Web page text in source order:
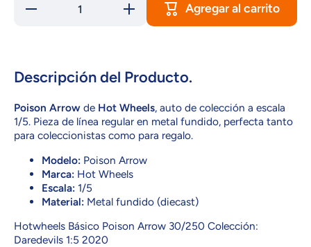
Reducir
Aumentar
cantidad
para
Agregar al carrito
Descripción del Producto.
Poison Arrow de Hot Wheels, auto de colección a escala
1/5. Pieza de línea regular en metal fundido, perfecta tanto
para coleccionistas como para regalo.
Modelo: Poison Arrow
Marca: Hot Wheels
Escala: 1/5
Material: Metal fundido (diecast)
Hotwheels Básico Poison Arrow 30/250 Colección:
Daredevils 1:5 2020